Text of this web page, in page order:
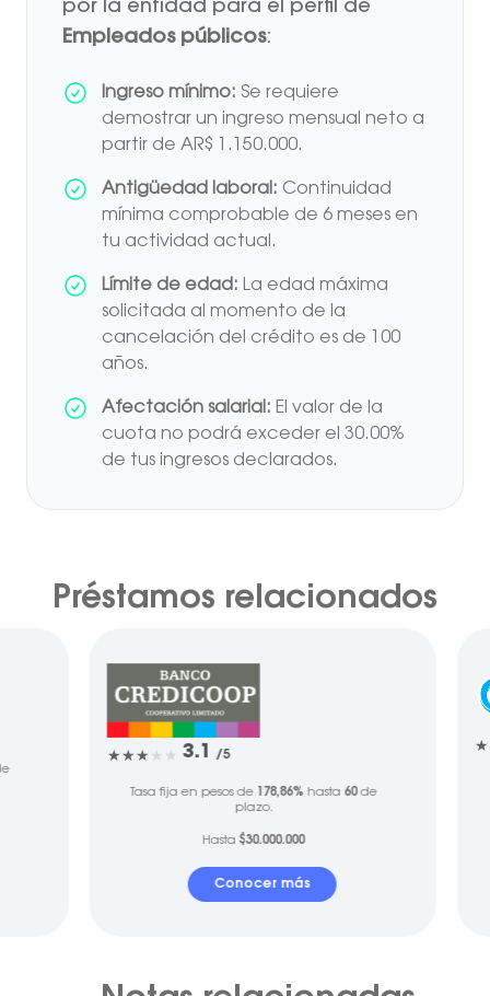
por la entidad para el perfil de
Empleados públicos:
Ingreso mínimo: Se requiere
demostrar un ingreso mensual neto a
partir de AR$ 1.150.000.
Antigüedad laboral: Continuidad
mínima comprobable de 6 meses en
tu actividad actual.
Límite de edad: La edad máxima
solicitada al momento de la
cancelación del crédito es de 100
años.
Afectación salarial: El valor de la
cuota no podrá exceder el 30.00%
de tus ingresos declarados.
Préstamos relacionados
3.1 /5
Tasa fija en pesos de 178,86% hasta 60de
plazo.
Hasta$30.000.000
Conocer más